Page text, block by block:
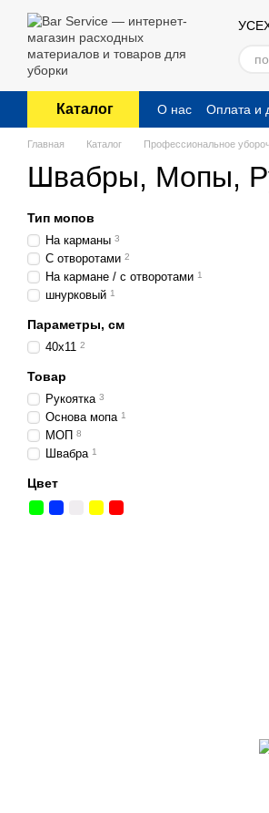
Перейти к основному контенту
Каталог О нас Оплата и
Публичный
Главная Каталог Профессиональное
Швабры, Мопы,
Тип мопов
На карманы 3
С отворотами 2
На кармане / с отворотами 1
шнурковый 1
Параметры, см
40x11 2
Товар
Рукоятка 3
Основа мопа 1
МОП 8
Швабра 1
Цвет